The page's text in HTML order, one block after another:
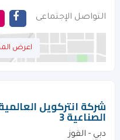
التواصل الإجتماعى
اعرض
شركة انتركويل
الصناعية 3
دبي - القوز